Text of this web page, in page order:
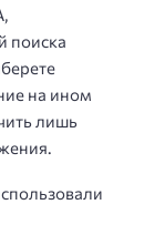
поиска
на ином
лишь